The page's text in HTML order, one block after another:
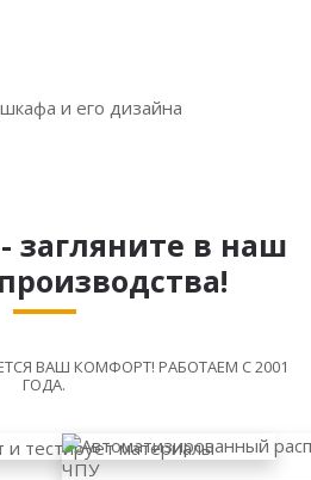
загляните в наш
ВАШ КОМФОРТ! РАБОТАЕМ С 2001
ГОДА.